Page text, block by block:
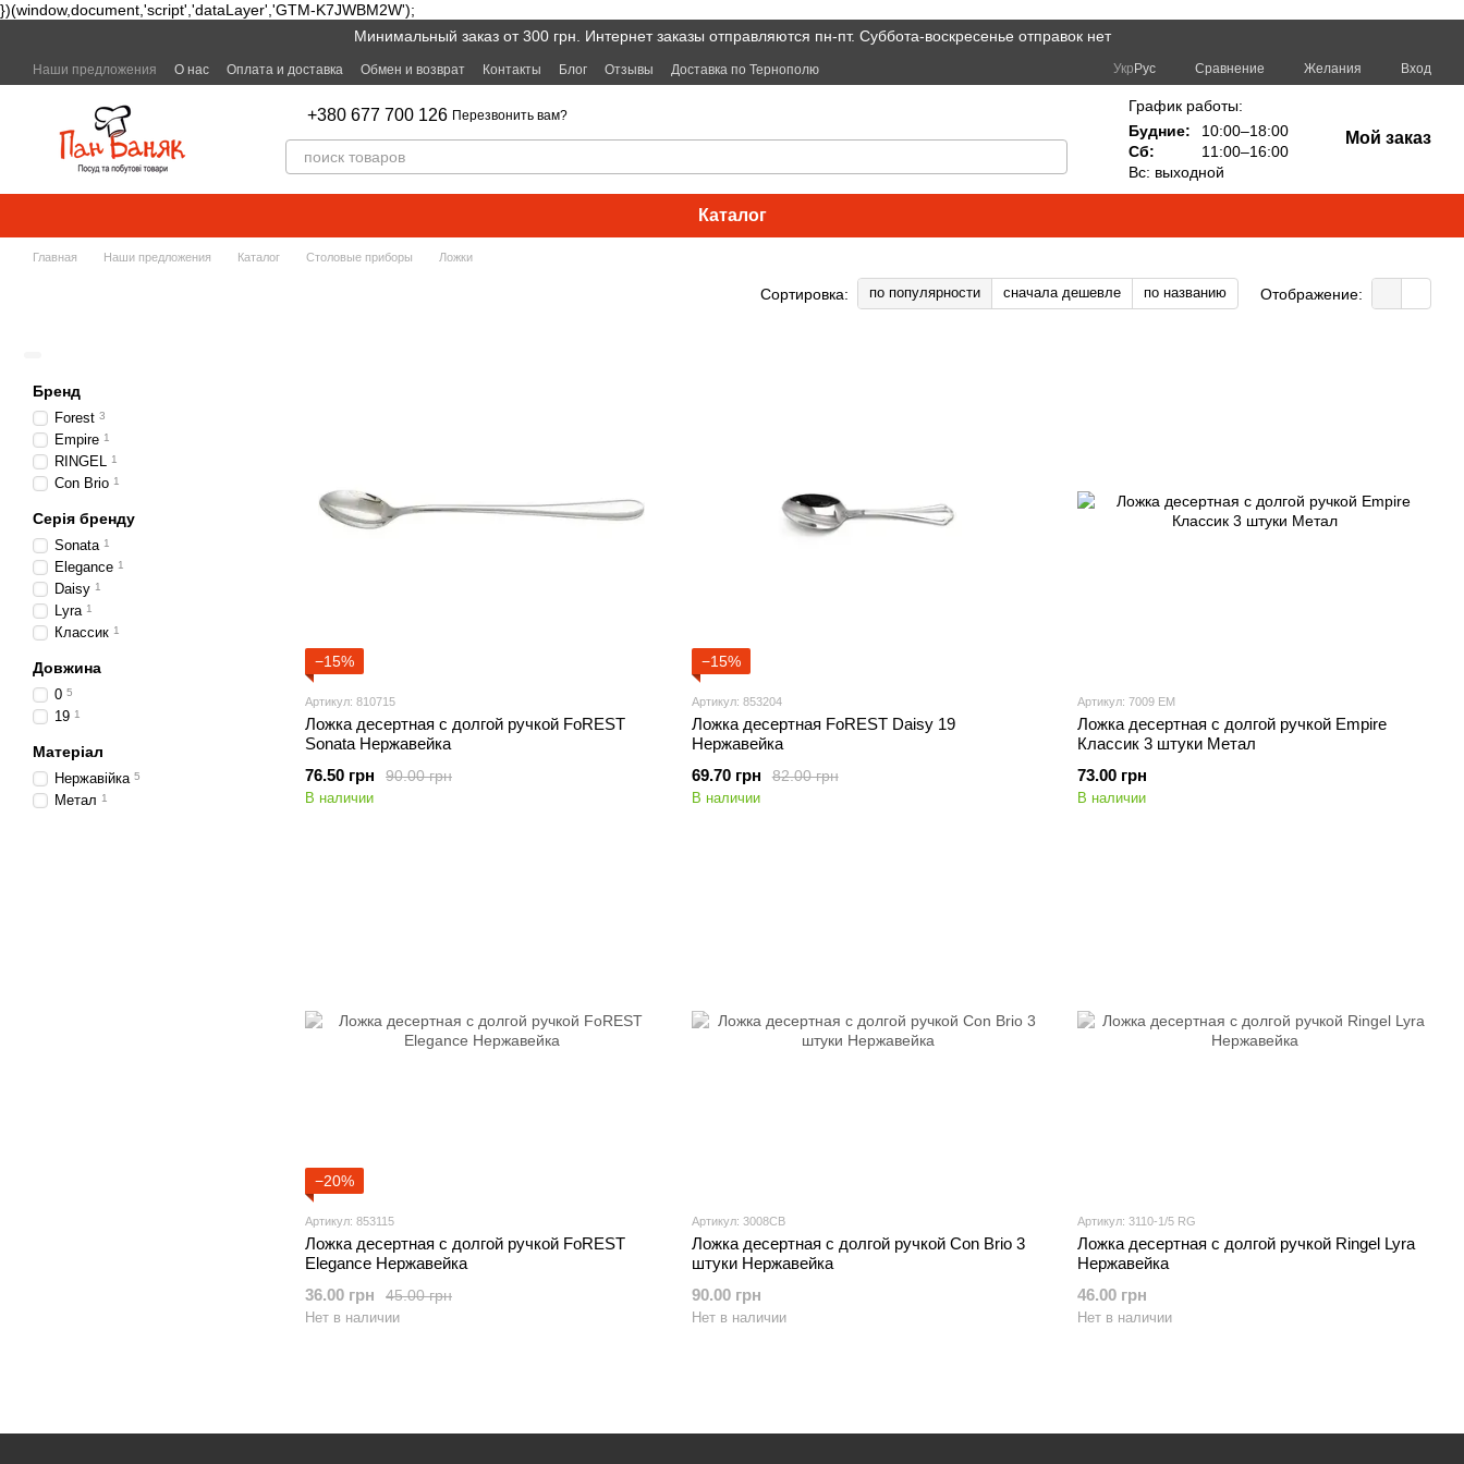
})(window,document,'script','dataLayer','GTM-K7JWBM2W');
Минимальный заказ от 300 грн. Интернет заказы отправляются пн-пт. Суббота-воскресенье отправок нет
Наши предложения О нас Оплата и доставка Обмен и возврат Контакты Блог Отзывы Доставка по Тернополю Укр Рус Сравнение Желания Вход
+380 677 700 126 Перезвонить вам?
График работы:
Будние:
10:00–18:00
Сб:
11:00–16:00
Вс: выходной
Мой заказ
Каталог
Главная Наши предложения Каталог Столовые приборы Ложки
Сортировка: по популярности сначала дешевле по названию Отображение:
−15%
Артикул: 810715
Ложка десертная с долгой ручкой FoREST
Sonata Нержавейка
90.00 грн
76.50 грн
В наличии
−15%
Артикул: 853204
Ложка десертная FoREST Daisy 19
Нержавейка
82.00 грн
69.70 грн
В наличии
Артикул: 7009 EM
Ложка десертная с долгой ручкой Empire
Классик 3 штуки Метал
73.00 грн
В наличии
−20%
Артикул: 853115
Ложка десертная с долгой ручкой FoREST
Elegance Нержавейка
45.00 грн
36.00 грн
Нет в наличии
Артикул: 3008CB
Ложка десертная с долгой ручкой Con Brio 3
штуки Нержавейка
90.00 грн
Нет в наличии
Артикул: 3110-1/5 RG
Ложка десертная с долгой ручкой Ringel Lyra
Нержавейка
46.00 грн
Нет в наличии
Бренд
Forest 3
Empire 1
RINGEL 1
Con Brio 1
Серія бренду
Sonata 1
Elegance 1
Daisy 1
Lyra 1
Классик 1
Довжина
0 5
19 1
Матеріал
Нержавійка 5
Метал 1